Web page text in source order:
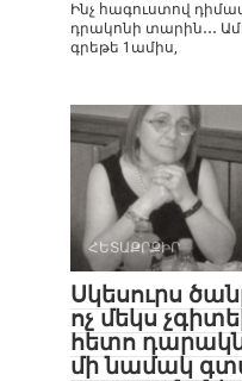
Ինչ հագուստով
դրակոնի տարին․․․
գրեթե 1ամիս,
ՀԵՏԱՔՐՔԻՐ
Սկեսուրս
ոչ մեկս
հետո
մի նամակ